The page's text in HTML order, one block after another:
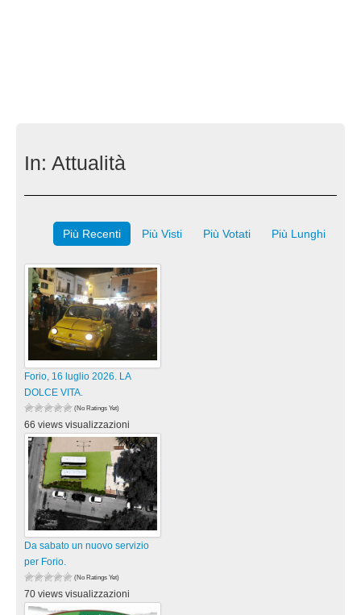
In: Attualità
Più Recenti Più Visti Più Votati Più Lunghi
Forio, 16 luglio 2026. LA
DOLCE VITA.
(No Ratings Yet)
66 views visualizzazioni
Da sabato un nuovo servizio
per Forio.
(No Ratings Yet)
70 views visualizzazioni